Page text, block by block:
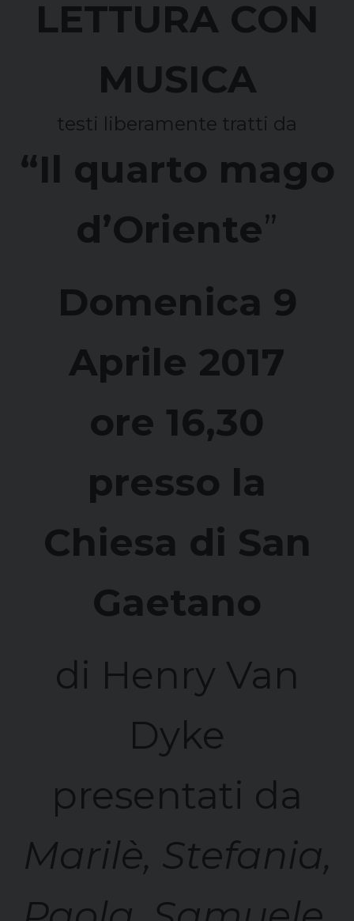
LETTURA CON
MUSICA
testi liberamente tratti da
“Il quarto mago
d’Oriente”
Domenica 9
Aprile 2017
ore 16,30
presso la
Chiesa di San
Gaetano
di Henry Van
Dyke
presentati da
Marilè, Stefania,